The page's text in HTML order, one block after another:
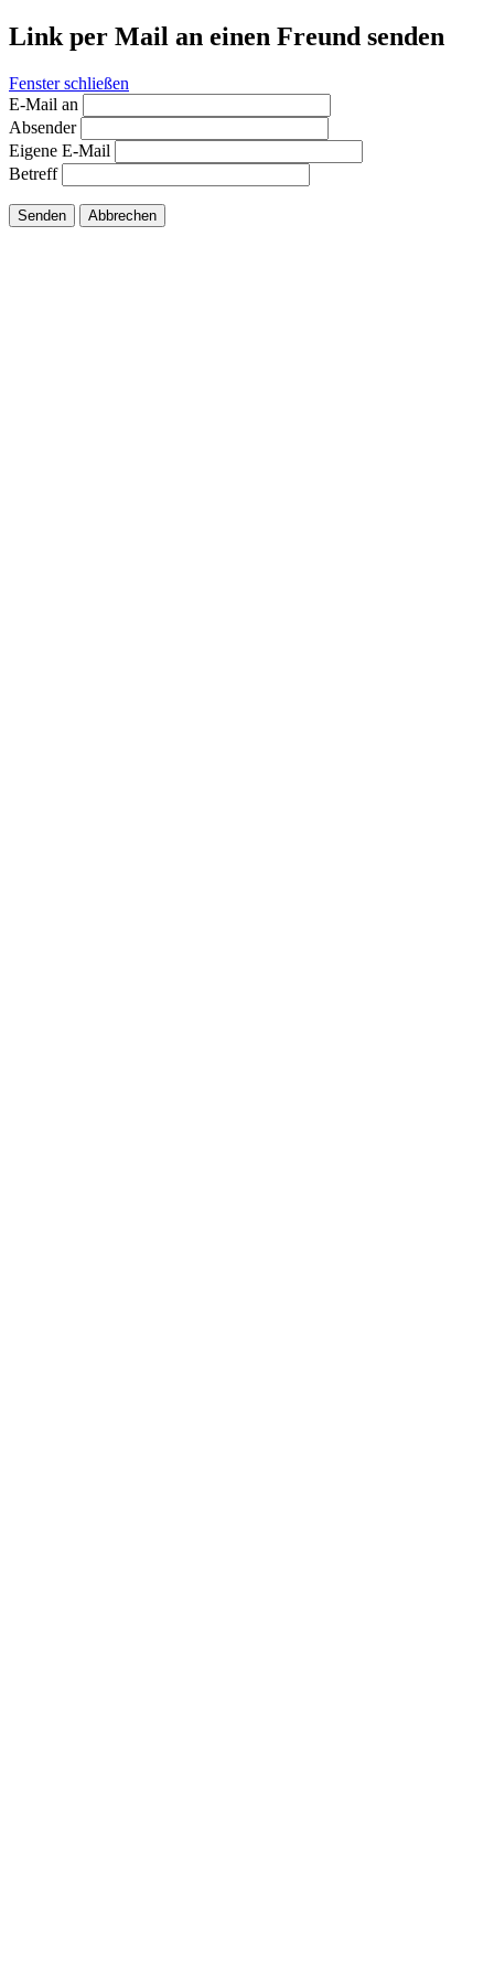
Link per Mail an einen Freund senden
Fenster schließen
E-Mail an
Absender
Eigene E-Mail
Betreff
Senden Abbrechen